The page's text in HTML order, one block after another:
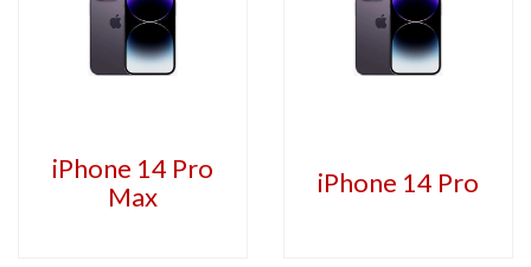
iPhone 14 Pro
Max
iPhone 14 Pro